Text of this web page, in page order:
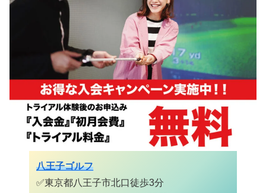
八王子ゴルフ
✅東京都八王子市北口徒歩3分